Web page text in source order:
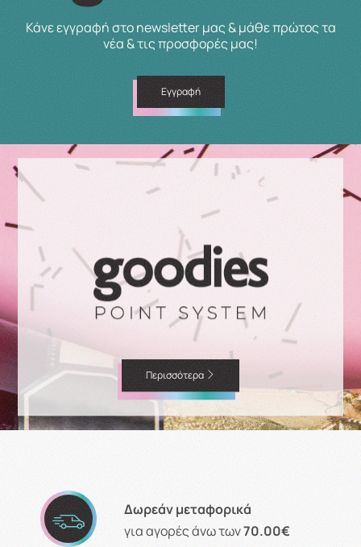
Κάνε εγγραφή στο newsletter μας & μάθε πρώτος τα
νέα & τις προσφορές μας!
Εγγραφή
Περισσότερα
Δωρεάν μεταφορικά
για αγορές άνω των70.00€